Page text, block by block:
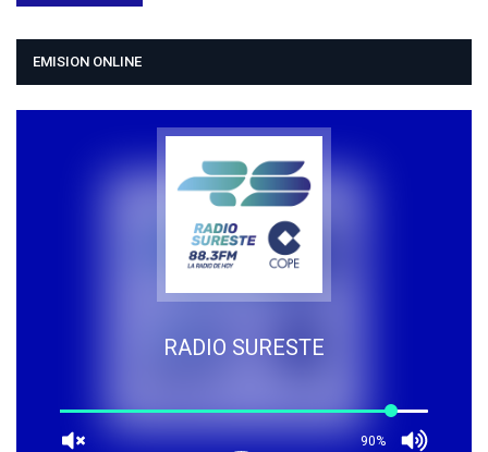
EMISION ONLINE
RADIO SURESTE
90%